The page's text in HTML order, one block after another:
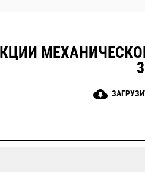
cloud_download